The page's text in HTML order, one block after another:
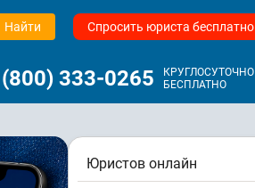
Найти Спросить юриста бесплатно
333-0265
КРУГЛОСУТОЧНО
БЕСПЛАТНО
Юристов онлайн